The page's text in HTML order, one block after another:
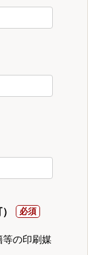
等の印刷媒